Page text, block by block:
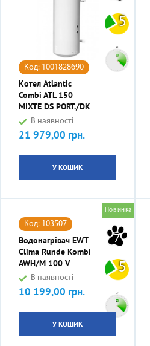
5
Код: 1001828690
Котел Atlantic
Combi ATL 150
MIXTE DS PORT./DK
В наявності
Ціна
21 979,00 грн.
У КОШИК
Новинка
7
5
Код: 103507
Водонагрівач EWT
Clima Runde Kombi
AWH/M 100 V
В наявності
Ціна
10 199,00 грн.
У КОШИК